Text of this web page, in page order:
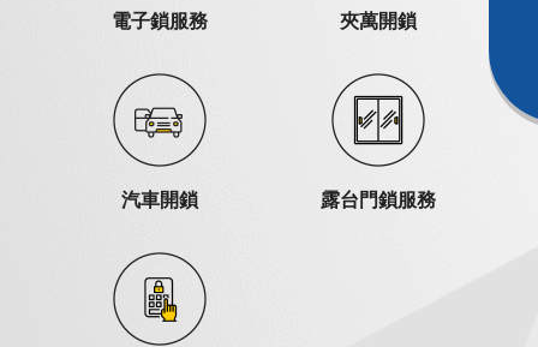
電子鎖服務 夾萬開鎖
汽車開鎖 露台門鎖服務